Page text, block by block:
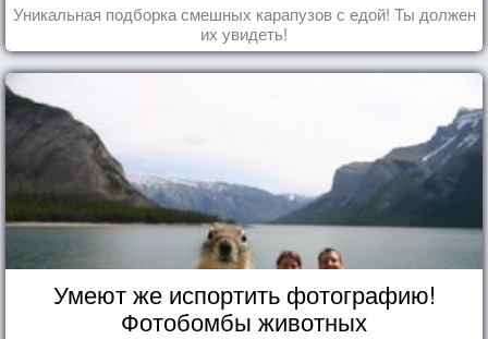
Уникальная подборка смешных карапузов с едой! Ты должен
их увидеть!
Умеют же испортить фотографию!
Фотобомбы животных